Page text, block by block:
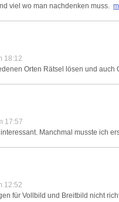
viel wo man nachdenken muss.
18:12
Orten Rätsel lösen und
17:57
Manchmal musste ich
12:52
für Vollbild und Breitbild nicht